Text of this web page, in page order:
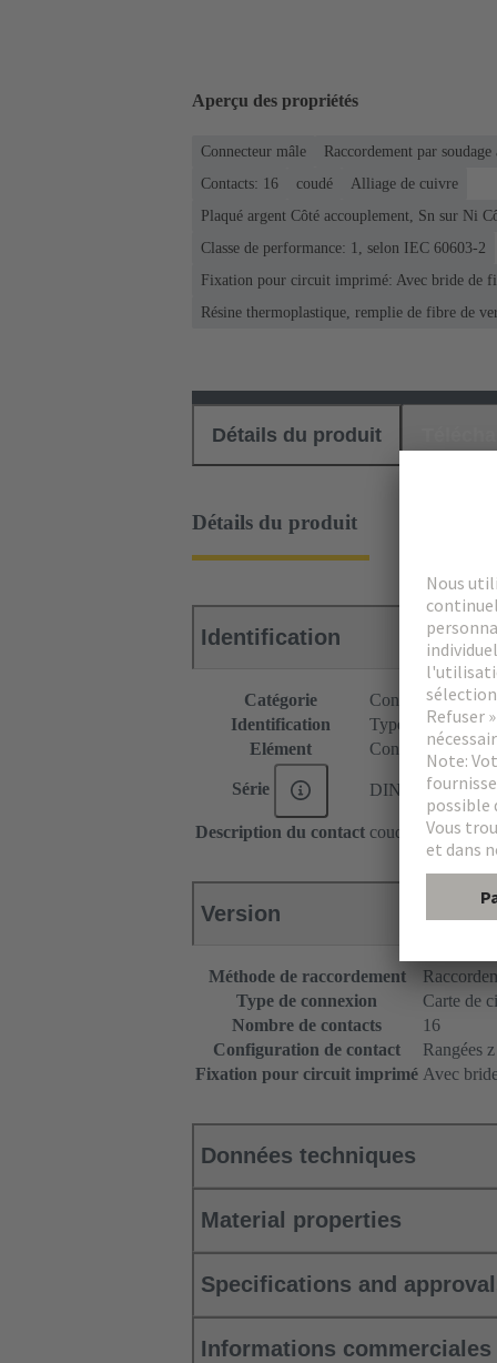
Aperçu des propriétés
Connecteur mâle Raccordement par soudage
Contacts: 16
coudé
Alliage de cuivre
Plaqué argent Côté accouplement, Sn sur Ni
Classe de performance: 1, selon IEC 60603-2
Fixation pour circuit imprimé: Avec bride de
Résine thermoplastique, remplie de fibre de
Détails du produit
Détails du produit
Identification
Catégorie
Connecteurs
Identification
Type H16
Elément
Connecteur mâle
Série DIN 41612
Description du contact coudé
Version
Méthode de raccordement
Type de connexion
Carte de
Nombre de contacts
16
Configuration de contact
Rangées
Fixation pour circuit imprimé Avec
Données techniques
Material properties
Specifications and
Informations commerciales